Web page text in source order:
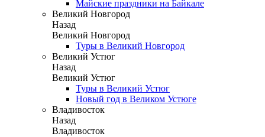
Майские праздники на Байкале
Великий Новгород
Назад
Великий Новгород
Туры в Великий Новгород
Великий Устюг
Назад
Великий Устюг
Туры в Великий Устюг
Новый год в Великом Устюге
Владивосток
Назад
Владивосток